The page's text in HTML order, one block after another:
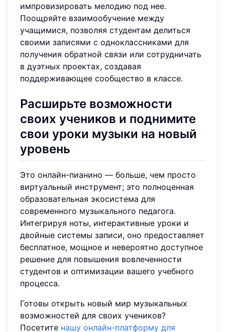
импровизировать мелодию под нее.
Поощряйте взаимообучение между
учащимися, позволяя студентам делиться
своими записями с одноклассниками для
получения обратной связи или сотрудничать
в дуэтных проектах, создавая
поддерживающее сообщество в классе.
Расширьте возможности
своих учеников и поднимите
свои уроки музыки на новый
уровень
Это онлайн-пианино — больше, чем просто
виртуальный инструмент; это полноценная
образовательная экосистема для
современного музыкального педагога.
Интегрируя ноты, интерактивные уроки и
двойные системы записи, оно предоставляет
бесплатное, мощное и невероятно доступное
решение для повышения вовлеченности
студентов и оптимизации вашего учебного
процесса.
Готовы открыть новый мир музыкальных
возможностей для своих учеников?
Посетите нашу онлайн-платформу для